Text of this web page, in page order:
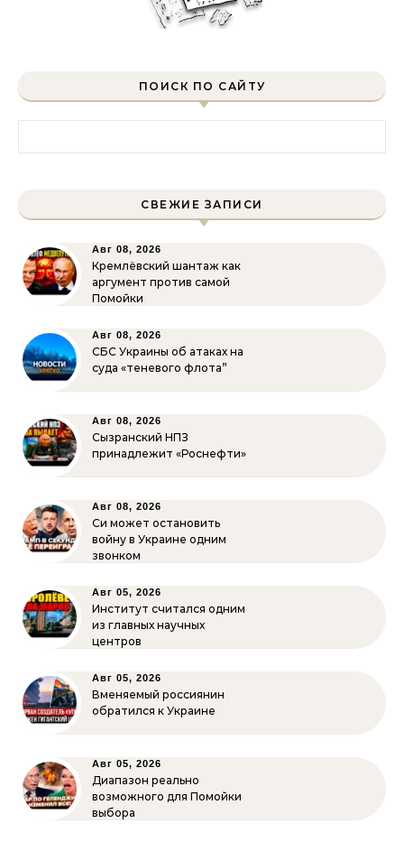
ПОИСК ПО САЙТУ
СВЕЖИЕ ЗАПИСИ
Авг 08, 2026
Кремлёвский шантаж как
аргумент против самой
Помойки
Авг 08, 2026
СБС Украины об атаках на
суда «теневого флота”
Авг 08, 2026
Сызранский НПЗ
принадлежит «Роснефти»
Авг 08, 2026
Си может остановить
войну в Украине одним
звонком
Авг 05, 2026
Институт считался одним
из главных научных
центров
Авг 05, 2026
Вменяемый россиянин
обратился к Украине
Авг 05, 2026
Диапазон реально
возможного для Помойки
выбора